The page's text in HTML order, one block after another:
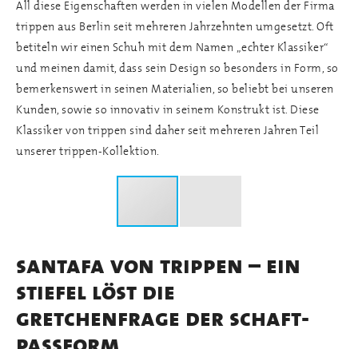
All diese Eigenschaften werden in vielen Modellen der Firma
trippen aus Berlin seit mehreren Jahrzehnten umgesetzt. Oft
betiteln wir einen Schuh mit dem Namen „echter Klassiker“
und meinen damit, dass sein Design so besonders in Form, so
bemerkenswert in seinen Materialien, so beliebt bei unseren
Kunden, sowie so innovativ in seinem Konstrukt ist. Diese
Klassiker von trippen sind daher seit mehreren Jahren Teil
unserer trippen-Kollektion.
santafa von trippen – ein
stiefel löst die
gretchenfrage der schaft-